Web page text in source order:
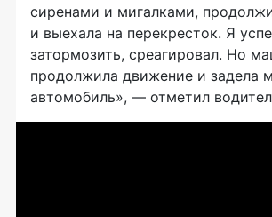
сиренами и мигалками,
и выехала на перекресток. Я
затормозить, среагировал. Но
продолжила движение и задела
автомобиль», — отметил